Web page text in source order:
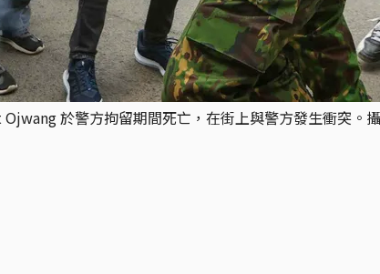
於警方拘留期間死亡，在街上與警方發生衝突。